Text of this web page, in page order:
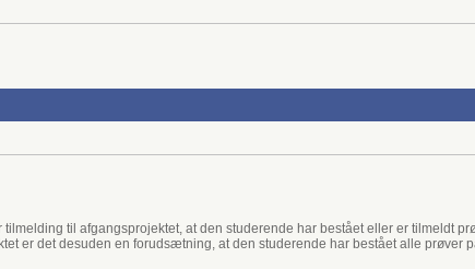
til afgangsprojektet, at den studerende har bestået eller er tilmeldt
er det desuden en forudsætning, at den studerende har bestået alle prøver